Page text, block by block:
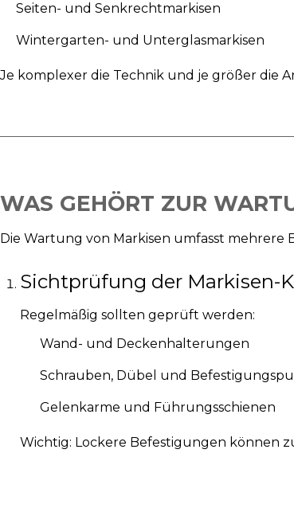
Seiten- und Senkrechtmarkisen
Wintergarten- und Unterglasmarkisen
Je komplexer die Technik und je größer die
WAS GEHÖRT ZUR
Die Wartung von Markisen umfasst mehrere
Sichtprüfung der Markisen-
Regelmäßig sollten geprüft werden:
Wand- und Deckenhalterungen
Schrauben, Dübel und
Gelenkarme und Führungsschienen
Wichtig: Lockere Befestigungen können